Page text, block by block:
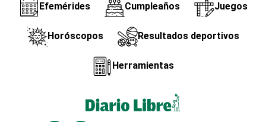
Efemérides Cumpleaños Juegos
Horóscopos Resultados deportivos
Herramientas